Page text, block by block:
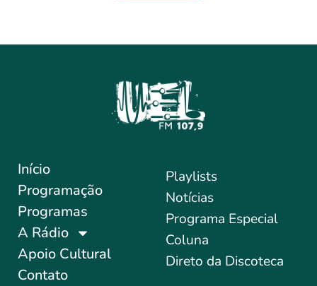
Início
Programação
Programas
A Rádio
Apoio Cultural
Contato
Playlists
Notícias
Programa Especial
Coluna
Direto da Discoteca